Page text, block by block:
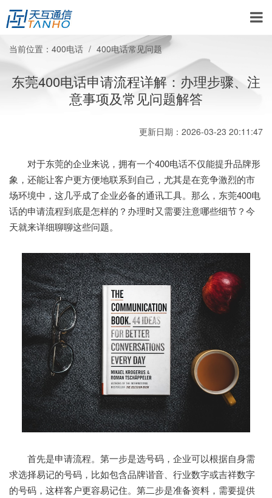
当前位置： 400电话 400电话常见问题
东莞400电话申请流程详解：办理步骤、注
意事项及常见问题解答
更新日期：2026-03-23 20:11:47
对于东莞的企业来说，拥有一个400电话不仅能提升品牌形
象，还能让客户更方便地联系到自己，尤其是在竞争激烈的市
场环境中，这几乎成了企业必备的通讯工具。那么，东莞400电
话的申请流程到底是怎样的？办理时又需要注意哪些细节？今
天就来详细聊聊这些问题。
首先是申请流程。第一步是选号码，企业可以根据自身需
求选择易记的号码，比如包含品牌谐音、行业数字或吉祥数字
的号码，这样客户更容易记住。第二步是准备资料，需要提供